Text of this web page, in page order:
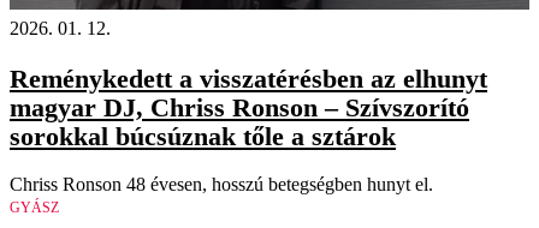
2026. 01. 12.
Reménykedett a visszatérésben az elhunyt
magyar DJ, Chriss Ronson – Szívszorító
sorokkal búcsúznak tőle a sztárok
Chriss Ronson 48 évesen, hosszú betegségben hunyt el.
GYÁSZ